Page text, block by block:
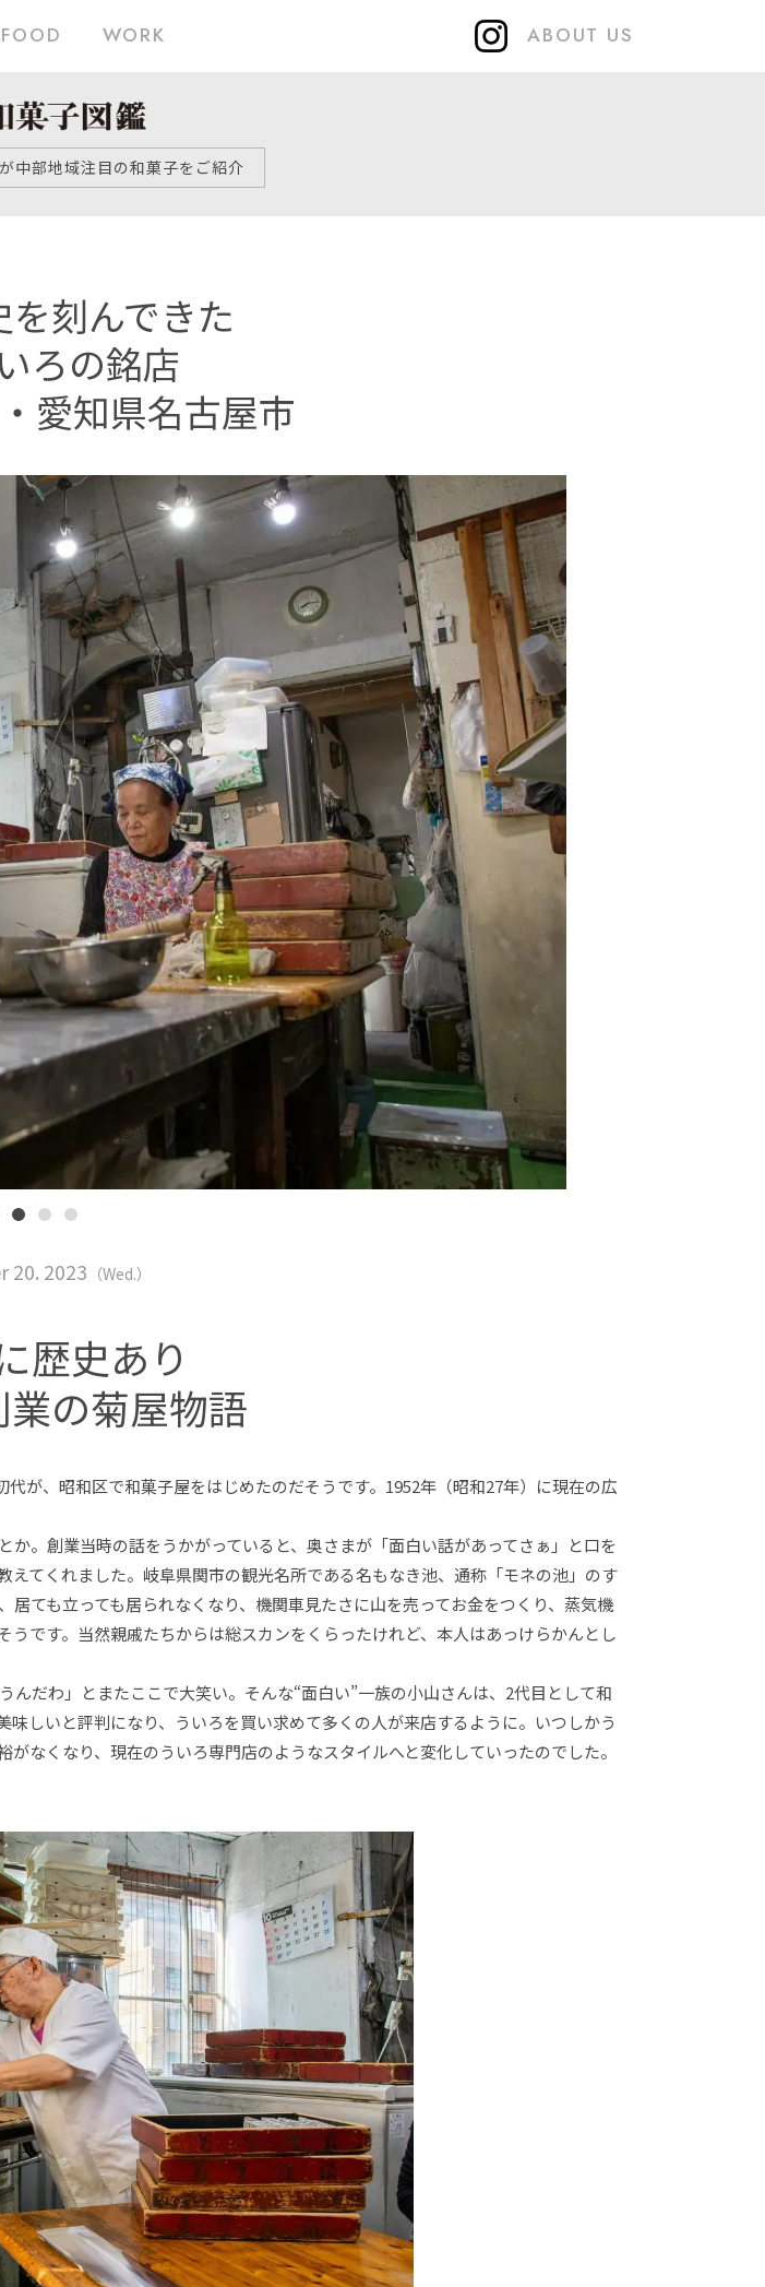
FOOD WORK ABOUT US
中部地域注目の和菓子をご紹介
刻んできた
ろの銘店
愛知県名古屋市
20. 2023 （Wed.）
歴史あり
の菊屋物語
が、昭和区で和菓子屋をはじめたのだそうです。1952年（昭和27年）に現在の広
。創業当時の話をうかがっていると、奥さまが「面白い話があってさぁ」と口を
てくれました。岐阜県関市の観光名所である名もなき池、通称「モネの池」のす
ても立っても居られなくなり、機関車見たさに山を売ってお金をつくり、蒸気機
です。当然親戚たちからは総スカンをくらったけれど、本人はあっけらかんとし
だわ」とまたここで大笑い。そんな“面白い”一族の小山さんは、2代目として和
しいと評判になり、ういろを買い求めて多くの人が来店するように。いつしかう
なくなり、現在のういろ専門店のようなスタイルへと変化していったのでした。